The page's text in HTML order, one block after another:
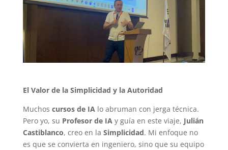
El Valor de la Simplicidad y la Autoridad
Muchos cursos de IAlo abruman con jerga técnica.
Pero yo, su Profesor de IAy guía en este viaje, Julián
Castiblanco, creo en la Simplicidad. Mi enfoque no
es que se convierta en ingeniero, sino que su equipo